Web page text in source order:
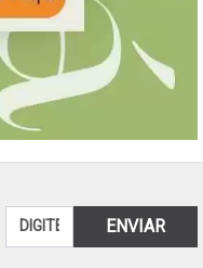
ENVIAR